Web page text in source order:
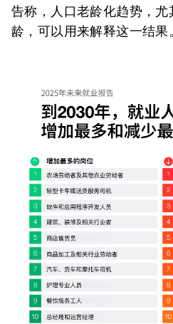
告称，人口老龄化趋势，
龄，可以用来解释这一结果